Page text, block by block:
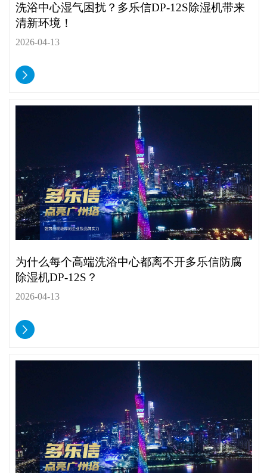
洗浴中心湿气困扰？多乐信DP-12S除湿机带来
清新环境！
2026-04-13
为什么每个高端洗浴中心都离不开多乐信防腐
除湿机DP-12S？
2026-04-13